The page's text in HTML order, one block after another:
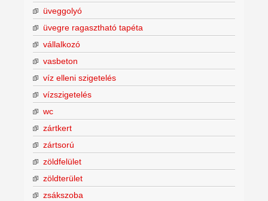
üveggolyó
üvegre ragasztható tapéta
vállalkozó
vasbeton
víz elleni szigetelés
vízszigetelés
wc
zártkert
zártsorú
zöldfelület
zöldterület
zsákszoba